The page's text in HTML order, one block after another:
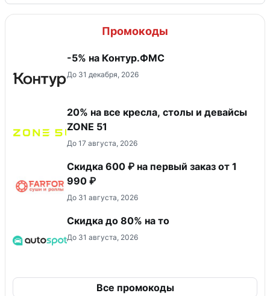
Промокоды
-5% на Контур.ФМС
До 31 декабря, 2026
20% на все кресла, столы и девайсы
ZONE 51
До 17 августа, 2026
Скидка 600 ₽ на первый заказ от 1
990 ₽
До 31 августа, 2026
Скидка до 80% на то
До 31 августа, 2026
Все промокоды